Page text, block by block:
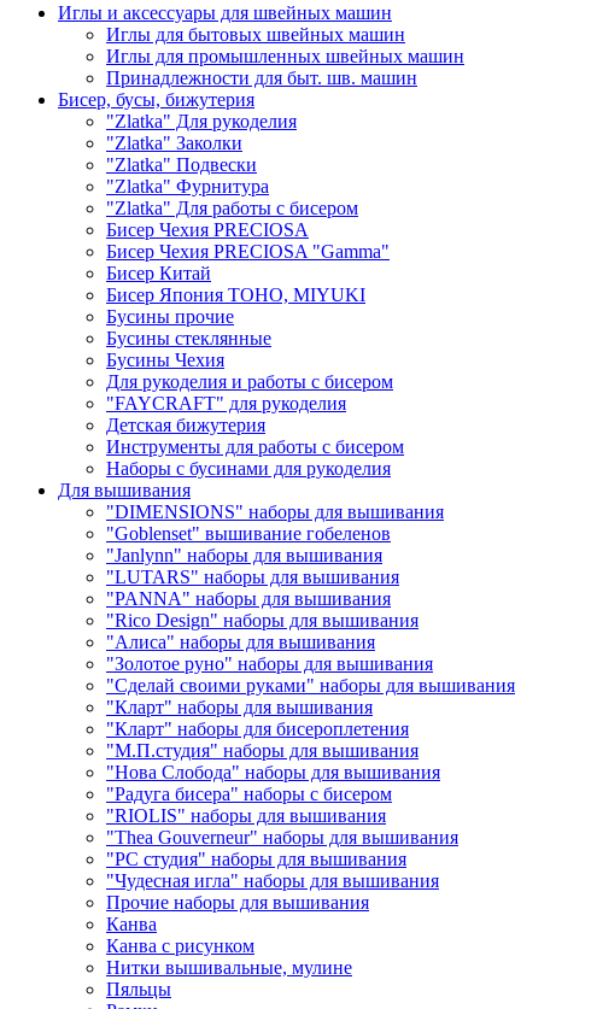
Иглы и аксессуары для швейных машин
Иглы для бытовых швейных машин
Иглы для промышленных швейных машин
Принадлежности для быт. шв. машин
Бисер, бусы, бижутерия
"Zlatka" Для рукоделия
"Zlatka" Заколки
"Zlatka" Подвески
"Zlatka" Фурнитура
"Zlatka" Для работы с бисером
Бисер Чехия PRECIOSA
Бисер Чехия PRECIOSA "Gamma"
Бисер Китай
Бисер Япония TOHO, MIYUKI
Бусины прочие
Бусины стеклянные
Бусины Чехия
Для рукоделия и работы с бисером
"FAYCRAFT" для рукоделия
Детская бижутерия
Инструменты для работы с бисером
Наборы с бусинами для рукоделия
Для вышивания
"DIMENSIONS" наборы для вышивания
"Goblenset" вышивание гобеленов
"Janlynn" наборы для вышивания
"LUTARS" наборы для вышивания
"PANNA" наборы для вышивания
"Rico Design" наборы для вышивания
"Алиса" наборы для вышивания
"Золотое руно" наборы для вышивания
"Сделай своими руками" наборы для вышивания
"Кларт" наборы для вышивания
"Кларт" наборы для бисероплетения
"М.П.студия" наборы для вышивания
"Нова Слобода" наборы для вышивания
"Радуга бисера" наборы с бисером
"RIOLIS" наборы для вышивания
"Thea Gouverneur" наборы для вышивания
"РС студия" наборы для вышивания
"Чудесная игла" наборы для вышивания
Прочие наборы для вышивания
Канва
Канва с рисунком
Нитки вышивальные, мулине
Пяльцы